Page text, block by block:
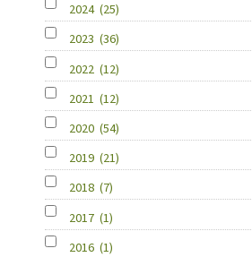
2024 (25)
2023 (36)
2022 (12)
2021 (12)
2020 (54)
2019 (21)
2018 (7)
2017 (1)
2016 (1)